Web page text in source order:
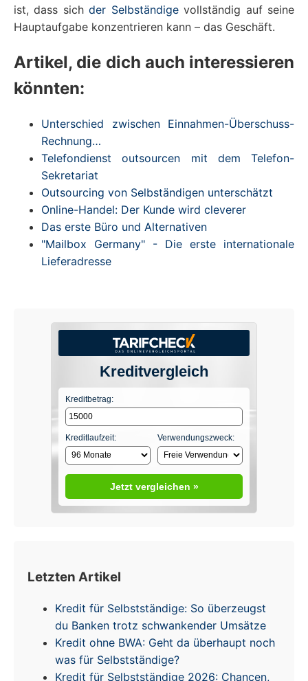
ist, dass sichder Selbständigevollständig auf seine
Hauptaufgabe konzentrieren kann – das Geschäft.
Artikel, die dich auch interessieren
könnten:
Unterschied zwischen Einnahmen-Überschuss-
Rechnung…
Telefondienst outsourcen mit dem Telefon-
Sekretariat
Outsourcing von Selbständigen unterschätzt
Online-Handel: Der Kunde wird cleverer
Das erste Büro und Alternativen
"Mailbox Germany" - Die erste internationale
Lieferadresse
Kreditvergleich
Kreditbetrag:
Kreditlaufzeit: Verwendungszweck:
Jetzt vergleichen »
Letzten Artikel
Kredit für Selbstständige: So überzeugst
du Banken trotz schwankender Umsätze
Kredit ohne BWA: Geht da überhaupt noch
was für Selbstständige?
Kredit für Selbstständige 2026: Chancen,